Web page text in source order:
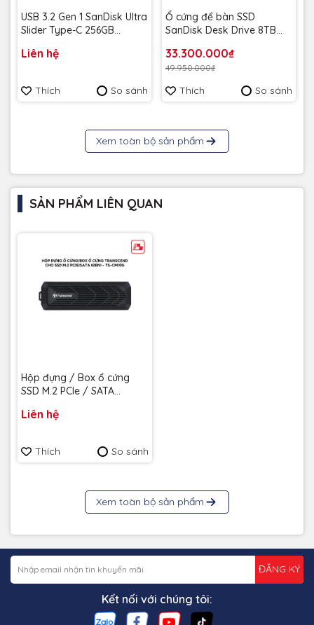
USB 3.2 Gen 1 SanDisk Ultra
Slider Type-C 256GB
G46 - Bảo hành 5 năm
Liên hệ
Thích So sánh
Ổ cứng để bàn SSD
SanDisk Desk Drive 8TB
SDSSDT40C-8T00-A25 -
Bảo Hành 3 năm
33.300.000₫
49.950.000₫
Thích So sánh
Xem toàn bộ sản phẩm
SẢN PHẨM LIÊN QUAN
Hộp đựng / Box ổ cứng
SSD M.2 PCIe / SATA
- Bảo hành 2 năm
Liên hệ
Thích So sánh
Xem toàn bộ sản phẩm
ĐĂNG KÝ
Kết nối với chúng tôi: